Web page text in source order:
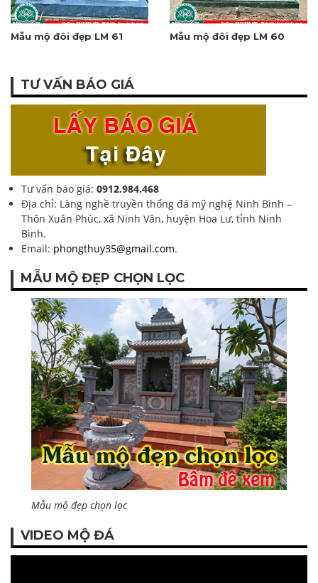
Mẫu mộ đôi đẹp LM 61 Mẫu mộ đôi đẹp LM 60
TƯ VẤN BÁO GIÁ
Tư vấn báo giá: 0912.984.468
Địa chỉ: Làng nghề truyền thống đá mỹ nghệ Ninh Bình –
Thôn Xuân Phúc, xã Ninh Vân, huyện Hoa Lư, tỉnh Ninh
Bình.
Email: phongthuy35@gmail.com.
MẪU MỘ ĐẸP CHỌN LỌC
Mẫu mộ đẹp chọn lọc
VIDEO MỘ ĐÁ